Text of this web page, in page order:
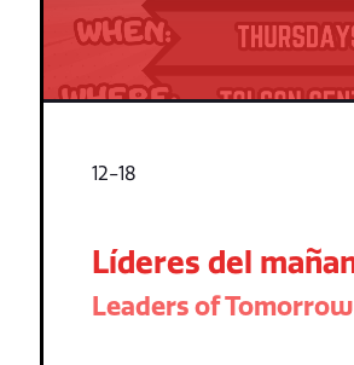
12-18
Líderes del
Leaders of